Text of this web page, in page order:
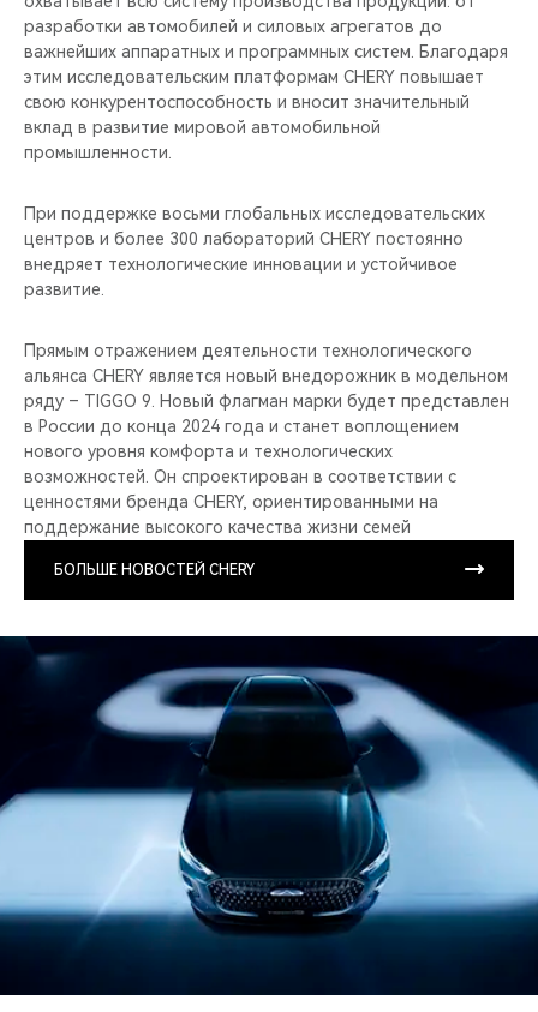
разработки автомобилей и силовых агрегатов до
важнейших аппаратных и программных систем. Благодаря
этим исследовательским платформам CHERY повышает
свою конкурентоспособность и вносит значительный
вклад в развитие мировой автомобильной
промышленности.
При поддержке восьми глобальных исследовательских
центров и более 300 лабораторий CHERY постоянно
внедряет технологические инновации и устойчивое
развитие.
Прямым отражением деятельности технологического
альянса CHERY является новый внедорожник в модельном
ряду – TIGGO 9. Новый флагман марки будет представлен
в России до конца 2024 года и станет воплощением
нового уровня комфорта и технологических
возможностей. Он спроектирован в соответствии с
ценностями бренда CHERY, ориентированными на
поддержание высокого качества жизни семей
БОЛЬШЕ НОВОСТЕЙ CHERY